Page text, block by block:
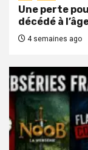
Une perte
décédé à
4 semaines ago